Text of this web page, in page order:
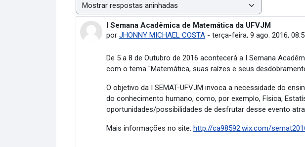
Modo de visualização
I Semana Acadêmica de Matemática da UFVJM
por JHONNY MICHAEL COSTA- terça-feira, 9 ago. 2016,
Número de respostas: 0
De 5 a 8 de Outubro de 2016 acontecerá a I Semana
com o tema "Matemática, suas raízes e seus
O objetivo da I SEMAT-UFVJM invoca a necessidade do
do conhecimento humano, como, por exemplo, Física,
oportunidades/possibilidades de desfrutar desse evento
Mais informações no site: http://ca98592.wix.com/